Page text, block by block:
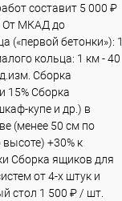
составит 5 000 ₽
От МКАД до
(«первой бетонки»): 1
кольца: 1 км - 40
Сборка
15% Сборка
купе и др.) в
(менее 50 см по
+30% к
Сборка ящиков для
от 4-х штук и
стол 1 500 ₽ / шт.